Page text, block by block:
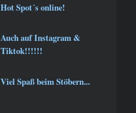
Hot Spot´s online!
Auch auf Instagram &
Tiktok!!!!!!
Viel Spaß beim Stöbern...